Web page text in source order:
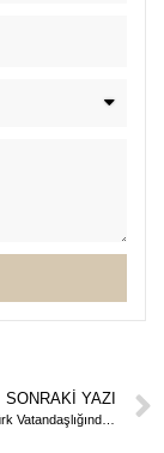
SONRAKI YAZI
Yatırım Yoluyla Türk Vatandaşlığında Önemli Değişiklik